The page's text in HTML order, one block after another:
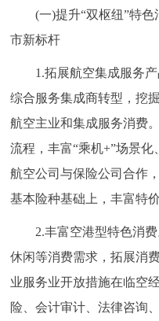
(一)提升“双枢纽”特色
市新标杆
1.拓展航空集成服务产
综合服务集成商转型，挖
航空主业和集成服务消费
流程，丰富“乘机+”场景
航空公司与保险公司合作
基本险种基础上，丰富特
2.丰富空港型特色消费
休闲等消费需求，拓展消
业服务业开放措施在临空
险、会计审计、法律咨询